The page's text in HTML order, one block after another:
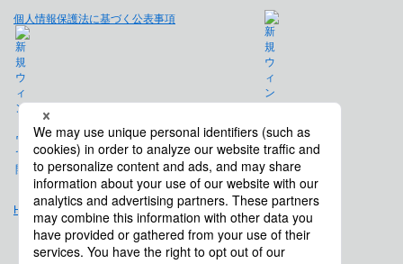
個人情報保護法に基づく公表事項
免責事項
Hulft.com